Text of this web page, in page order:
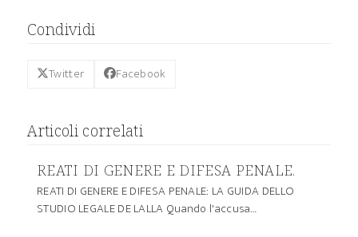
Condividi
Twitter Facebook
Articoli correlati
REATI DI GENERE E DIFESA PENALE.
REATI DI GENERE E DIFESA PENALE: LA GUIDA DELLO
STUDIO LEGALE DE LALLA Quando l'accusa…